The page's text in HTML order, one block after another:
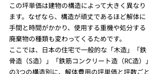
この坪単価は建物の構造によって大きく異なり
ます。なぜなら、構造が頑丈であるほど解体に
手間と時間がかかり、使用する重機や処分する
廃棄物の種類も変わってくるためです。
ここでは、日本の住宅で一般的な「木造」「鉄
骨造（S造）」「鉄筋コンクリート造（RC造）」
の3つの構造別に、解体費用の坪単価と坪数ごと